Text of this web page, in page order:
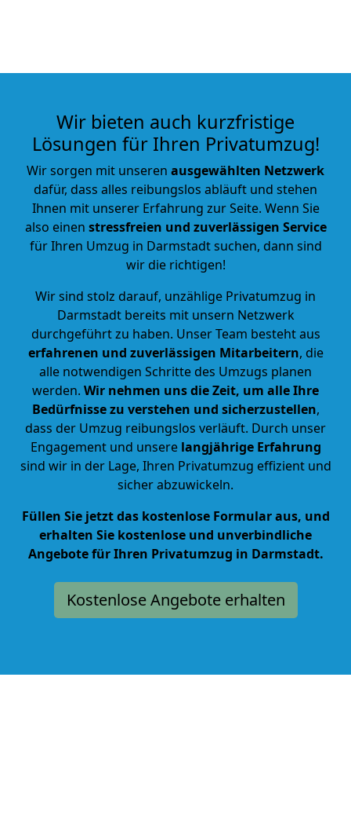
Wir bieten auch kurzfristige
Lösungen für Ihren Privatumzug!
Wir sorgen mit unseren ausgewählten Netzwerk
dafür, dass alles reibungslos abläuft und stehen
Ihnen mit unserer Erfahrung zur Seite. Wenn Sie
also einen stressfreien und zuverlässigen Service
für Ihren Umzug in Darmstadt suchen, dann sind
wir die richtigen!
Wir sind stolz darauf, unzählige Privatumzug in
Darmstadt bereits mit unsern Netzwerk
durchgeführt zu haben. Unser Team besteht aus
erfahrenen und zuverlässigen Mitarbeitern, die
alle notwendigen Schritte des Umzugs planen
werden. Wir nehmen uns die Zeit, um alle Ihre
Bedürfnisse zu verstehen und sicherzustellen,
dass der Umzug reibungslos verläuft. Durch unser
Engagement und unsere langjährige Erfahrung
sind wir in der Lage, Ihren Privatumzug effizient und
sicher abzuwickeln.
Füllen Sie jetzt das kostenlose Formular aus, und
erhalten Sie kostenlose und unverbindliche
Angebote für Ihren Privatumzug in Darmstadt.
Kostenlose Angebote erhalten